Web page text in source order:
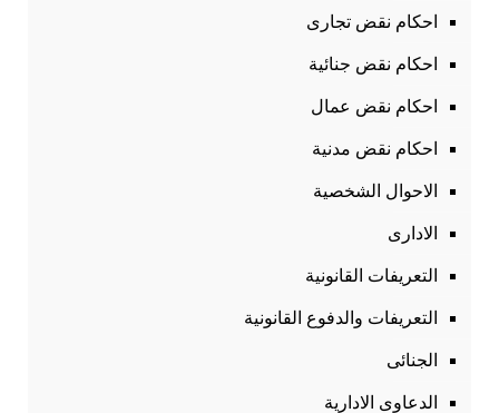
احكام نقض تجارى
احكام نقض جنائية
احكام نقض عمال
احكام نقض مدنية
الاحوال الشخصية
الادارى
التعريفات القانونية
التعريفات والدفوع القانونية
الجنائى
الدعاوى الادارية